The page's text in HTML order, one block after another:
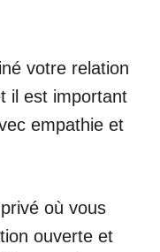
votre relation
il est important
empathie et
où vous
ouverte et